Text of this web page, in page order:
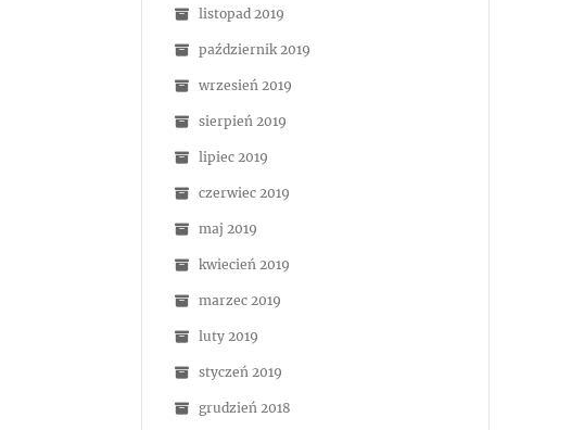
listopad 2019
październik 2019
wrzesień 2019
sierpień 2019
lipiec 2019
czerwiec 2019
maj 2019
kwiecień 2019
marzec 2019
luty 2019
styczeń 2019
grudzień 2018